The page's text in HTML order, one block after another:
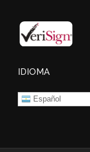
IDIOMA
Español